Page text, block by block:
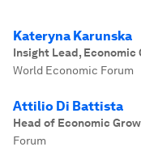
Kateryna Karunska
Insight Lead,
World Economic Forum
Attilio Di Battista
Head of Economic
Forum